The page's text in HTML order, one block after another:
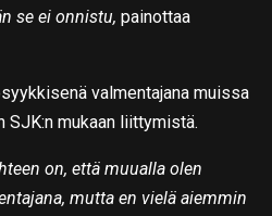
se ei onnistu, painottaa
valmentajana muissa
SJK:n mukaan liittymistä.
on, että muualla olen
mutta en vielä aiemmin